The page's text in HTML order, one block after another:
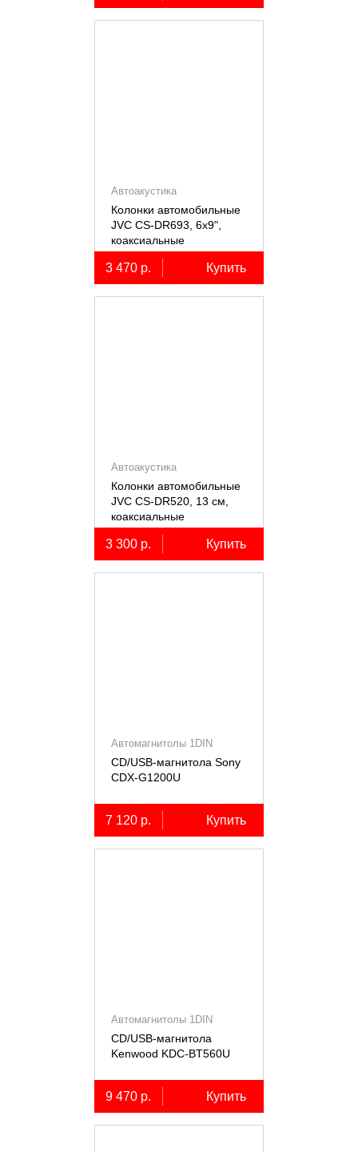
Автоакустика
Колонки автомобильные
JVC CS-DR693, 6х9",
коаксиальные
трёхполосные, 2 шт.
3 470 р. Купить
Автоакустика
Колонки автомобильные
JVC CS-DR520, 13 см,
коаксиальные
двухполосные, 2 шт.
3 300 р. Купить
Автомагнитолы 1DIN
CD/USB-магнитола Sony
СDX-G1200U
7 120 р. Купить
Автомагнитолы 1DIN
CD/USB-магнитола
Kenwood KDC-BT560U
9 470 р. Купить